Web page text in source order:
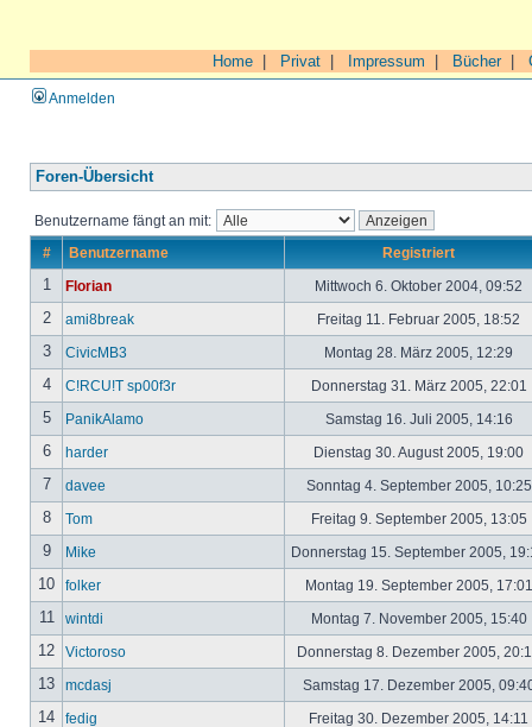
Home Privat Impressum Bücher|
Anmelden
Foren-Übersicht
Benutzername fängt an mit:
# Benutzername Registriert
1 Florian Mittwoch 6. Oktober 2004, 09:52
2 ami8break Freitag 11. Februar 2005, 18:52
3 CivicMB3 Montag 28. März 2005, 12:29
4 C!RCU!T sp00f3r Donnerstag 31. März 2005, 22:01
5 PanikAlamo Samstag 16. Juli 2005, 14:16
6 harder Dienstag 30. August 2005, 19:00
7 davee Sonntag 4. September 2005,
8 Tom Freitag 9. September 2005, 13:05
9 Mike Donnerstag 15. September 2005,
10 folker Montag 19. September 2005,
11 wintdi Montag 7. November 2005, 15:40
12 Victoroso Donnerstag 8. Dezember 2005,
13 mcdasj Samstag 17. Dezember 2005,
14 fedig Freitag 30. Dezember 2005, 14:11